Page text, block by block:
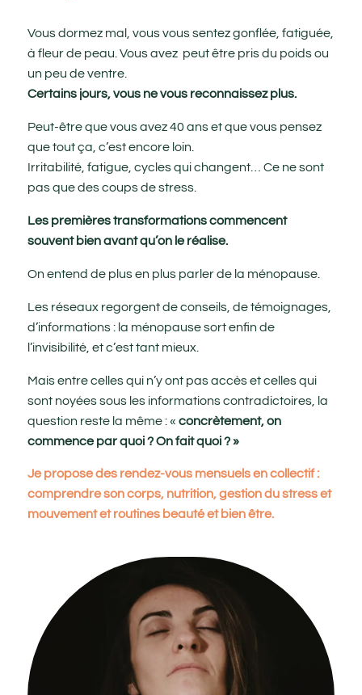
Vous dormez mal, vous vous sentez gonflée, fatiguée,
à fleur de peau. Vous avez peut être pris du poids ou
un peu de ventre.
Certains jours, vous ne vous reconnaissez plus.
Peut-être que vous avez 40 ans et que vous pensez
que tout ça, c’est encore loin.
Irritabilité, fatigue, cycles qui changent… Ce ne sont
pas que des coups de stress.
Les premières transformations commencent
souvent bien avant qu’on le réalise.
On entend de plus en plus parler de la ménopause.
Les réseaux regorgent de conseils, de témoignages,
d’informations : la ménopause sort enfin de
l’invisibilité, et c’est tant mieux.
Mais entre celles qui n’y ont pas accès et celles qui
sont noyées sous les informations contradictoires, la
question reste la même : « concrètement, on
commence par quoi ? On fait quoi ? »
Je propose des rendez-vous mensuels en collectif :
comprendre son corps, nutrition, gestion du stress et
mouvement et routines beauté et bien être.